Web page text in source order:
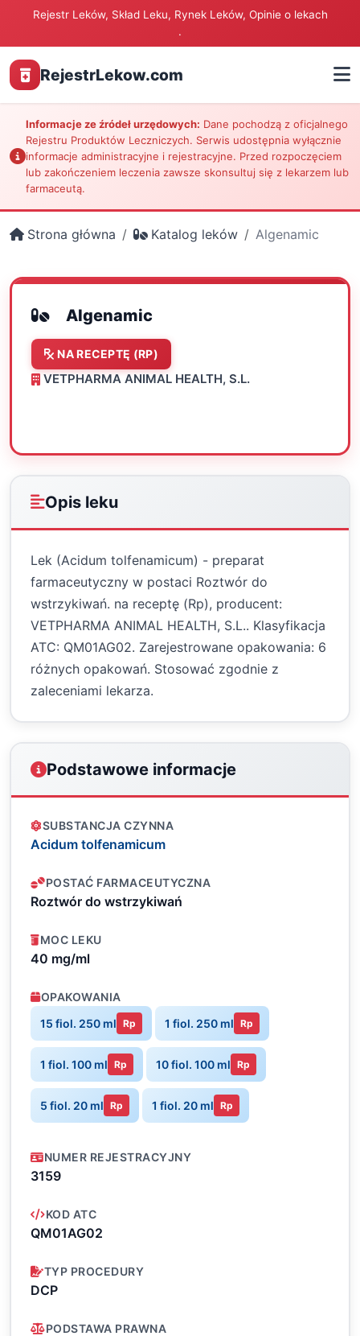
Rejestr Leków, Skład Leku, Rynek Leków, Opinie o lekach
.
RejestrLekow.com
Informacje ze źródeł urzędowych: Dane pochodzą z oficjalnego
Rejestru Produktów Leczniczych. Serwis udostępnia wyłącznie
informacje administracyjne i rejestracyjne. Przed rozpoczęciem
lub zakończeniem leczenia zawsze skonsultuj się z lekarzem lub
farmaceutą.
Strona główna Katalog leków Algenamic
Algenamic
NA RECEPTĘ (RP)
VETPHARMA ANIMAL HEALTH, S.L.
Opis leku
Lek (Acidum tolfenamicum) - preparat
farmaceutyczny w postaci Roztwór do
wstrzykiwań. na receptę (Rp), producent:
VETPHARMA ANIMAL HEALTH, S.L.. Klasyfikacja
ATC: QM01AG02. Zarejestrowane opakowania: 6
różnych opakowań. Stosować zgodnie z
zaleceniami lekarza.
Podstawowe informacje
SUBSTANCJA CZYNNA
Acidum tolfenamicum
POSTAĆ FARMACEUTYCZNA
Roztwór do wstrzykiwań
MOC LEKU
40 mg/ml
OPAKOWANIA
15 fiol. 250 ml Rp 1 fiol. 250 ml Rp
1 fiol. 100 ml Rp 10 fiol. 100 ml Rp
5 fiol. 20 ml Rp 1 fiol. 20 ml Rp
NUMER REJESTRACYJNY
3159
KOD ATC
QM01AG02
TYP PROCEDURY
DCP
PODSTAWA PRAWNA